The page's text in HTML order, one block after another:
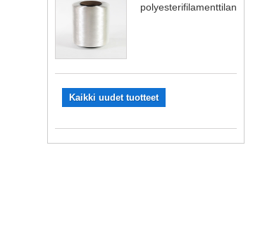
polyesterifilamenttilanka
Kaikki uudet tuotteet